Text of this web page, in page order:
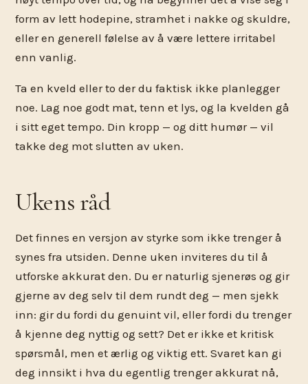
form av lett hodepine, stramhet i nakke og skuldre,
eller en generell følelse av å være lettere irritabel
enn vanlig.
Ta en kveld eller to der du faktisk ikke planlegger
noe. Lag noe godt mat, tenn et lys, og la kvelden gå
i sitt eget tempo. Din kropp — og ditt humør — vil
takke deg mot slutten av uken.
Ukens råd
Det finnes en versjon av styrke som ikke trenger å
synes fra utsiden. Denne uken inviteres du til å
utforske akkurat den. Du er naturlig sjenerøs og gir
gjerne av deg selv til dem rundt deg — men sjekk
inn: gir du fordi du genuint vil, eller fordi du trenger
å kjenne deg nyttig og sett? Det er ikke et kritisk
spørsmål, men et ærlig og viktig ett. Svaret kan gi
deg innsikt i hva du egentlig trenger akkurat nå,